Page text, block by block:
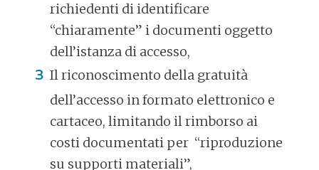
richiedenti di identificare
“chiaramente” i documenti oggetto
dell’istanza di accesso,
Il riconoscimento della gratuità
dell’accesso in formato elettronico e
cartaceo, limitando il rimborso ai
costi documentati per “riproduzione
su supporti materiali”,